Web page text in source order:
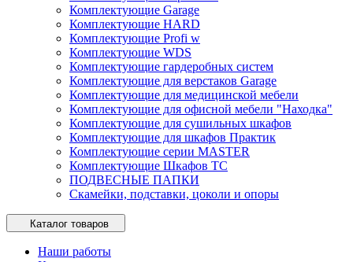
Комплектующие Garage
Комплектующие HARD
Комплектующие Profi w
Комплектующие WDS
Комплектующие гардеробных систем
Комплектующие для верстаков Garage
Комплектующие для медицинской мебели
Комплектующие для офисной мебели "Находка"
Комплектующие для сушильных шкафов
Комплектующие для шкафов Практик
Комплектующие серии MASTER
Комплектующие Шкафов ТС
ПОДВЕСНЫЕ ПАПКИ
Скамейки, подставки, цоколи и опоры
Каталог товаров
Наши работы